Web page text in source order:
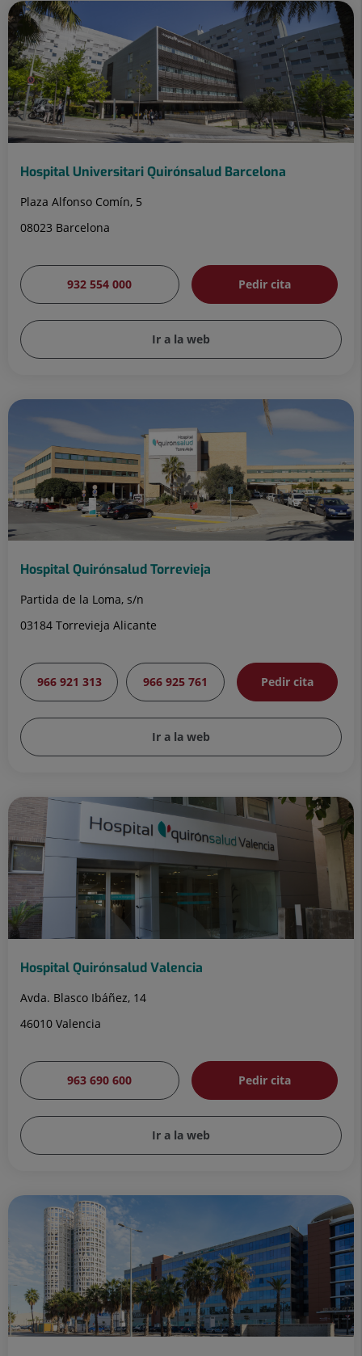
Hospital Universitari Quirónsalud Barcelona
Plaza Alfonso Comín, 5
08023 Barcelona
932 554 000 Pedir cita
Ir a la web
Hospital Quirónsalud Torrevieja
Partida de la Loma, s/n
03184 Torrevieja Alicante
966 921 313 966 925 761 Pedir cita
Ir a la web
Hospital Quirónsalud Valencia
Avda. Blasco Ibáñez, 14
46010 Valencia
963 690 600 Pedir cita
Ir a la web